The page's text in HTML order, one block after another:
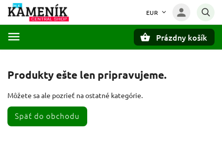
EUR
Prázdny košík
Produkty ešte len pripravujeme.
Môžete sa ale pozrieť na ostatné kategórie.
Späť do obchodu